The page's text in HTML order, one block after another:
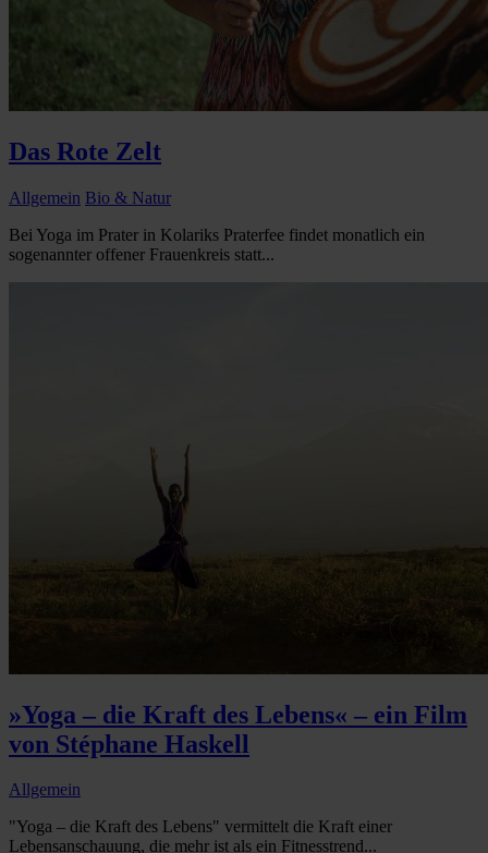
Das Rote Zelt
Allgemein Bio & Natur
Bei Yoga im Prater in Kolariks Praterfee findet monatlich ein
sogenannter offener Frauenkreis statt...
»Yoga – die Kraft des Lebens« – ein Film
von Stéphane Haskell
Allgemein
"Yoga – die Kraft des Lebens" vermittelt die Kraft einer
Lebensanschauung, die mehr ist als ein Fitnesstrend...